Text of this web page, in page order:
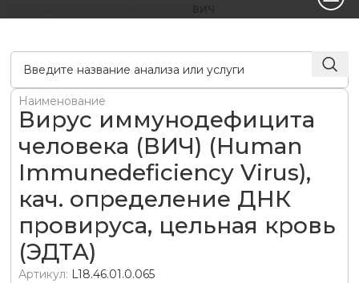
Наименование
Вирус иммунодефицита
человека (ВИЧ) (Human
Immunedeficiency Virus),
кач. определение ДНК
провируса, цельная кровь
(ЭДТА)
Артикул: L18.46.01.0.065